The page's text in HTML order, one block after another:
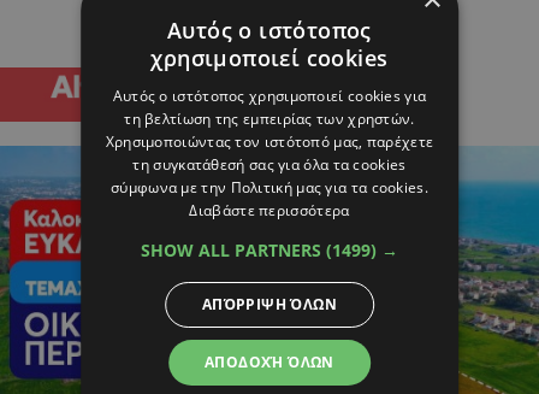
Αυτός ο ιστότοπος
χρησιμοποιεί cookies
Αυτός ο ιστότοπος χρησιμοποιεί cookies για
τη βελτίωση της εμπειρίας των χρηστών.
Χρησιμοποιώντας τον ιστότοπό μας, παρέχετε
τη συγκατάθεσή σας για όλα τα cookies
σύμφωνα με την Πολιτική μας για τα cookies.
Διαβάστε περισσότερα
SHOW ALL PARTNERS (1499) →
ΑΠΟΔΟΧΉ ΌΛΩΝ
ΑΠΌΡΡΙΨΗ ΌΛΩΝ